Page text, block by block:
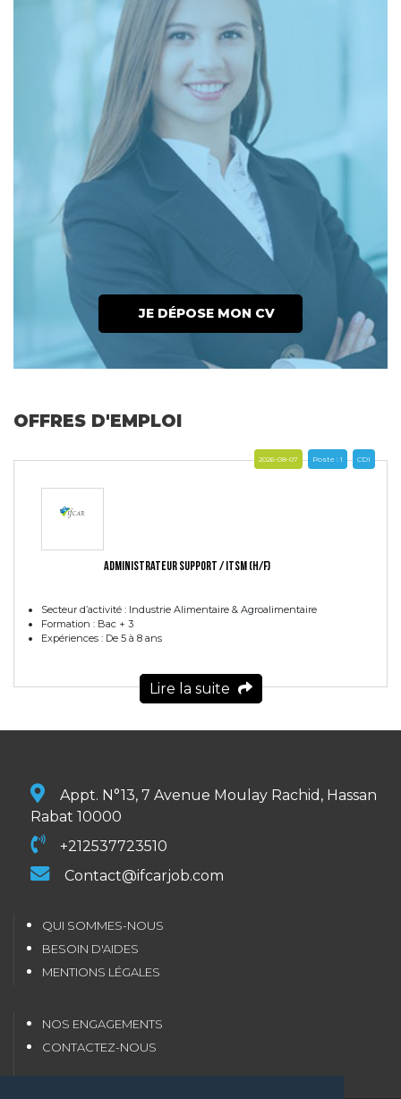
JE DÉPOSE MON CV
OFFRES D'EMPLOI
ADMINISTRATEUR SUPPORT / ITSM (H/F)
Secteur d’activité : Industrie Alimentaire & Agroalimentaire
Formation : Bac + 3
Expériences : De 5 à 8 ans
Lire la suite
CDI
Poste : 1
2026-08-07
Appt. N°13, 7 Avenue Moulay Rachid, Hassan
Rabat 10000
+212537723510
Contact@ifcarjob.com
QUI SOMMES-NOUS
BESOIN D'AIDES
MENTIONS LÉGALES
NOS ENGAGEMENTS
CONTACTEZ-NOUS